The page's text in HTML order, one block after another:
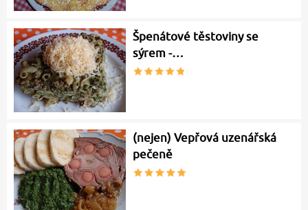
Špenátové těstoviny se
sýrem -…
(nejen) Vepřová uzenářská
pečeně